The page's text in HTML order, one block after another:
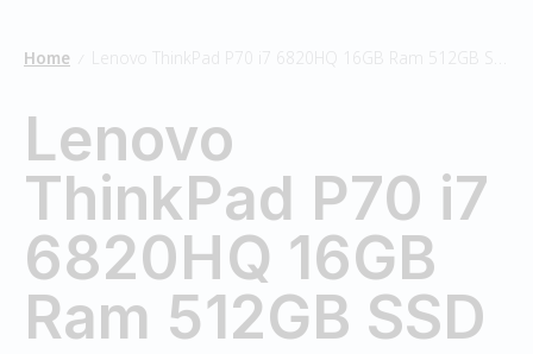
Home Lenovo ThinkPad P70 i7 6820HQ 16GB Ram 512GB SSD
Lenovo
ThinkPad P70 i7
6820HQ 16GB
Ram 512GB SSD